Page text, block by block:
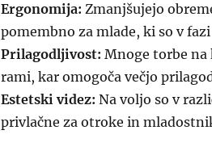
Ergonomija: Zmanjšujejo
pomembno za mlade, ki so v
Prilagodljivost: Mnoge torbe
rami, kar omogoča večjo
Estetski videz: Na voljo so v
privlačne za otroke in